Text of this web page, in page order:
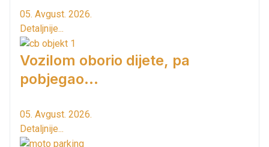
05. Avgust. 2026.
Detaljnije...
Vozilom oborio dijete, pa
pobjegao...
05. Avgust. 2026.
Detaljnije...